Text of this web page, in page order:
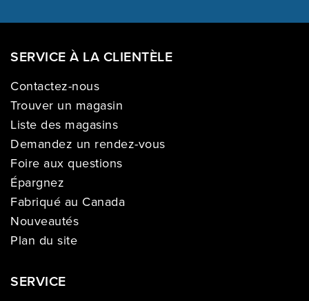
SERVICE À LA CLIENTÈLE
Contactez-nous
Trouver un magasin
Liste des magasins
Demandez un rendez-vous
Foire aux questions
Épargnez
Fabriqué au Canada
Nouveautés
Plan du site
SERVICE